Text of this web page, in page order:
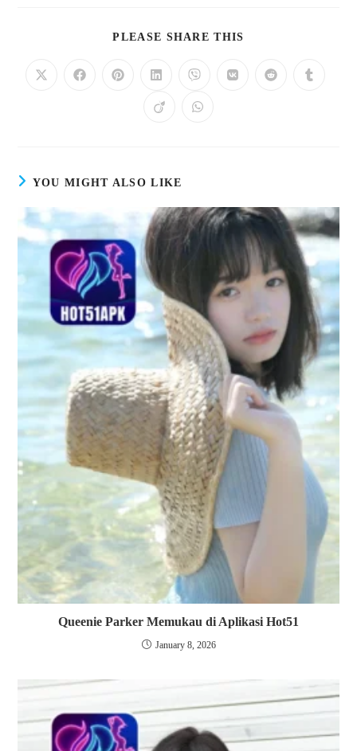
PLEASE SHARE THIS
YOU MIGHT ALSO LIKE
Queenie Parker Memukau di Aplikasi Hot51
January 8, 2026